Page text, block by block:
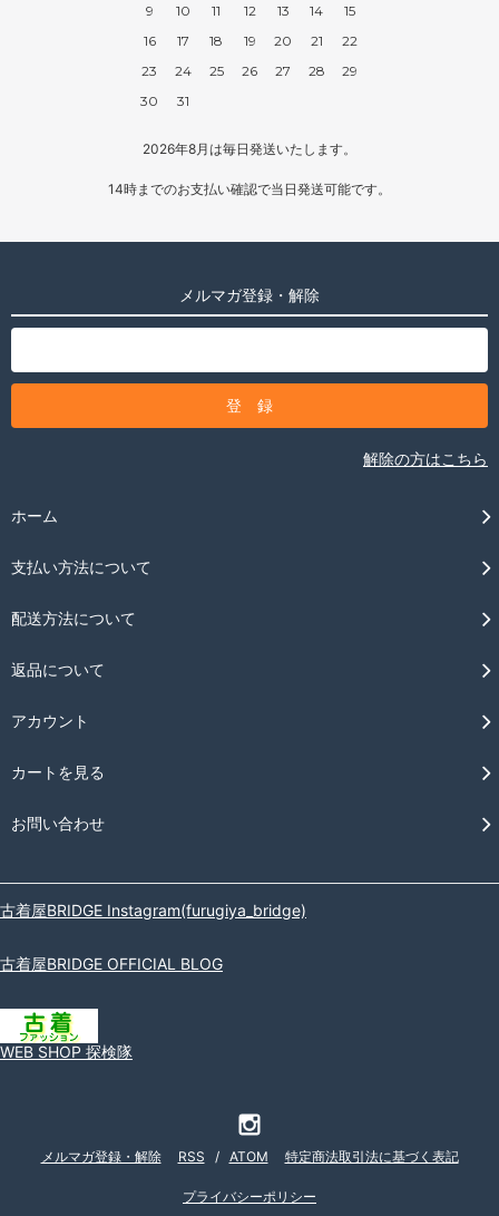
9
10 11 12 13 14
15
16
17 18 19 20 21
22
23
24 25 26 27 28
29
30
31
2026年8月は毎日発送いたします。
14時までのお支払い確認で当日発送可能です。
メルマガ登録・解除
解除の方はこちら
ホーム
支払い方法について
配送方法について
返品について
アカウント
カートを見る
お問い合わせ
古着屋BRIDGE Instagram(furugiya_bridge)
古着屋BRIDGE OFFICIAL BLOG
WEB SHOP 探検隊
メルマガ登録・解除 RSS / ATOM 特定商法取引法に基づく表記
プライバシーポリシー